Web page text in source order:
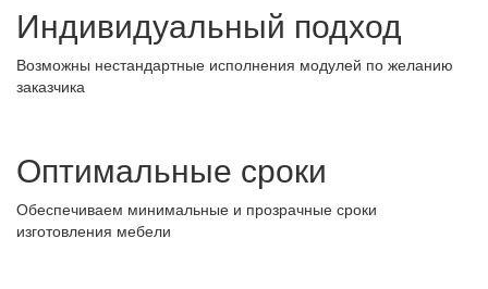
Индивидуальный подход
Возможны нестандартные исполнения модулей по желанию
заказчика
Оптимальные сроки
Обеспечиваем минимальные и прозрачные сроки
изготовления мебели